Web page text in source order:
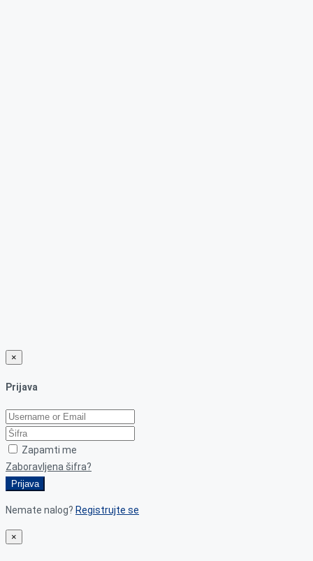
×
Prijava
Zapamti me
Zaboravljena šifra?
Prijava
Nemate nalog? Registrujte se
×